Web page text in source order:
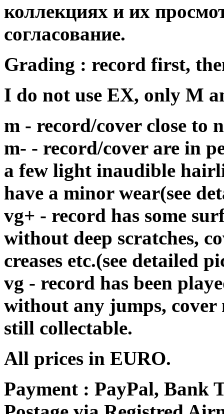
коллекциях и их
согласование.
Grading : record first,
I do not use EX, only M
m - record/cover close
m- - record/cover are in
a few light inaudible
have a minor wear(see
vg+ - record has some
without deep scratches,
creases etc.(see detailed
vg - record has been
without any jumps, cover
still collectable.
All prices in EURO.
Payment : PayPal, Bank